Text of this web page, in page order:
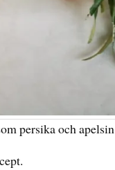
persika och apelsin